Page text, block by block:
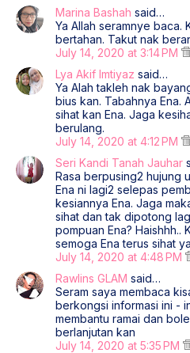
Marina Bashah said…
Ya Allah seramnye baca.
bertahan. Takut nak
July 14, 2020 at 3:14 PM
Lya Akif Imtiyaz said…
Ya Alah takleh nak
bius kan. Tabahnya Ena.
sihat kan Ena. Jaga
berulang.
July 14, 2020 at 4:12 PM
Seri Kandi Tanah Jauhar
Rasa berpusing2 hujung
Ena ni lagi2 selepas
kesiannya Ena. Jaga
sihat dan tak dipotong
pompuan Ena? Haishhh..
semoga Ena terus sihat ya
July 14, 2020 at 4:48 PM
Rawlins GLAM said…
Seram saya membaca
berkongsi informasi ini -
membantu ramai dan
berlanjutan kan
July 14, 2020 at 5:35 PM